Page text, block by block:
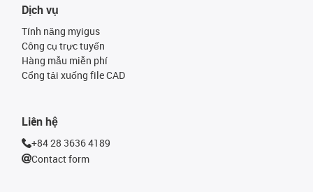
Dịch vụ
Tính năng myigus
Công cụ trực tuyến
Hàng mẫu miễn phí
Cổng tải xuống file CAD
Liên hệ
+84 28 3636 4189
Contact form